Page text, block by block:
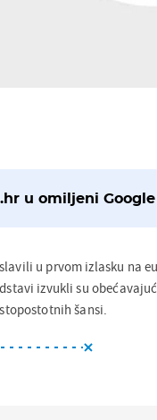
u omiljeni
u prvom izlasku na
izvukli su
šansi.